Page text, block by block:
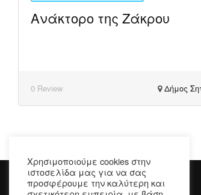
Ανάκτορο της Ζάκρου
0 Review Δήμος
Χρησιμοποιούμε cookies στην
ιστοσελίδα μας για να σας
προσφέρουμε την καλύτερη και